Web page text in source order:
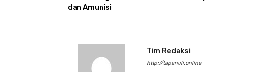
dan Amunisi
Tim Redaksi
http://tapanuli.online